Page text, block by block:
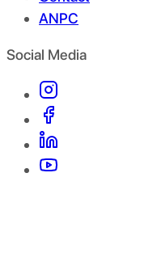
ANPC
Social Media